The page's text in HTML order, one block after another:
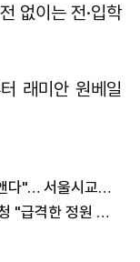
없이는 전·입학
래미안 원베일
"학생부 상업적 이용 금지 따른 혼란 없앤다"… 서울시교육청, 공교육 수시 지원 강화
감사원 "초과현원 710명"…서울시교육청 "급격한 정원 감축 때문…과원 줄이고 있어" 해명